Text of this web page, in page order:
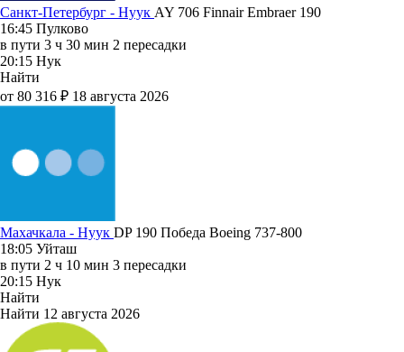
Санкт-Петербург - Нуук AY 706 FinnairEmbraer 190
16:45 Пулково
в пути 3 ч 30 мин 2 пересадки
20:15 Нук
Найти
от 80 316 ₽ 18 августа 2026
Махачкала - Нуук DP 190 Победа Boeing 737-800
18:05 Уйташ
в пути 2 ч 10 мин 3 пересадки
20:15 Нук
Найти
Найти 12 августа 2026